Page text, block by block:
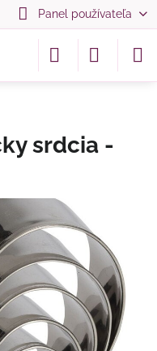
Panel používateľa
srdcia -